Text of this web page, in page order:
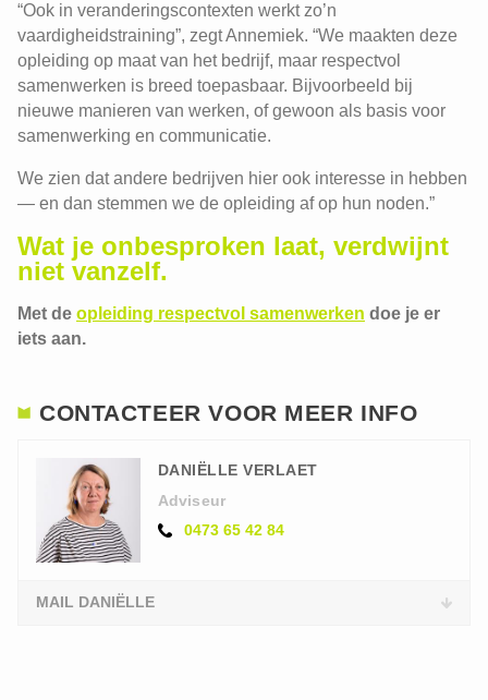
“Ook in veranderingscontexten werkt zo’n
vaardigheidstraining”, zegt Annemiek. “We maakten deze
opleiding op maat van het bedrijf, maar respectvol
samenwerken is breed toepasbaar. Bijvoorbeeld bij
nieuwe manieren van werken, of gewoon als basis voor
samenwerking en communicatie.
We zien dat andere bedrijven hier ook interesse in hebben
— en dan stemmen we de opleiding af op hun noden.”
Wat je onbesproken laat, verdwijnt
niet vanzelf.
Met de opleiding respectvol samenwerken doe je er
iets aan.
CONTACTEER VOOR MEER INFO
DANIËLLE VERLAET
Adviseur
0473 65 42 84
MAIL DANIËLLE